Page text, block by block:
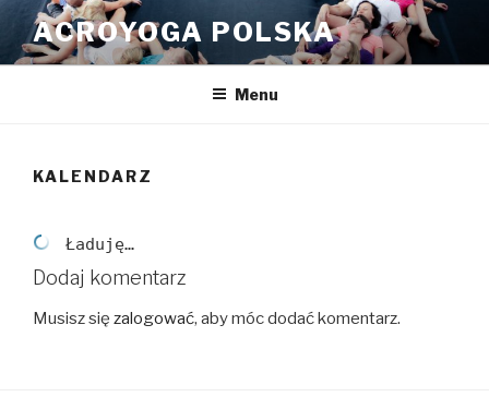
Przeskocz
treści
ACROYOGA POLSKA
Menu
KALENDARZ
Ładuję…
Dodaj komentarz
Musisz się zalogować, aby móc dodać komentarz.